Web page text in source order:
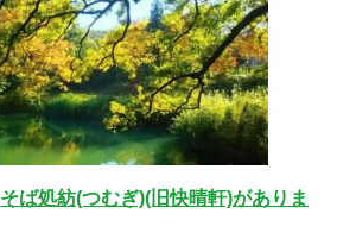
そば処紡(つむぎ)(旧快晴軒)がありま